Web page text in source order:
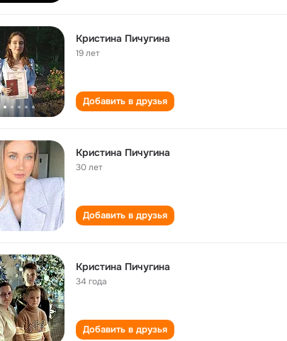
Кристина Пичугина
19 лет
Добавить в друзья
Кристина Пичугина
30 лет
Добавить в друзья
Кристина Пичугина
34 года
Добавить в друзья